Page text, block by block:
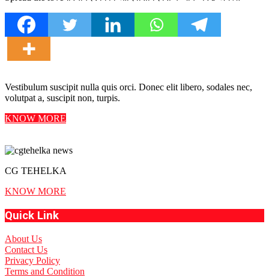
Vestibulum suscipit nulla quis orci. Donec elit libero, sodales nec,
volutpat a, suscipit non, turpis.
KNOW MORE
CG TEHELKA
KNOW MORE
Quick Link
About Us
Contact Us
Privacy Policy
Terms and Condition